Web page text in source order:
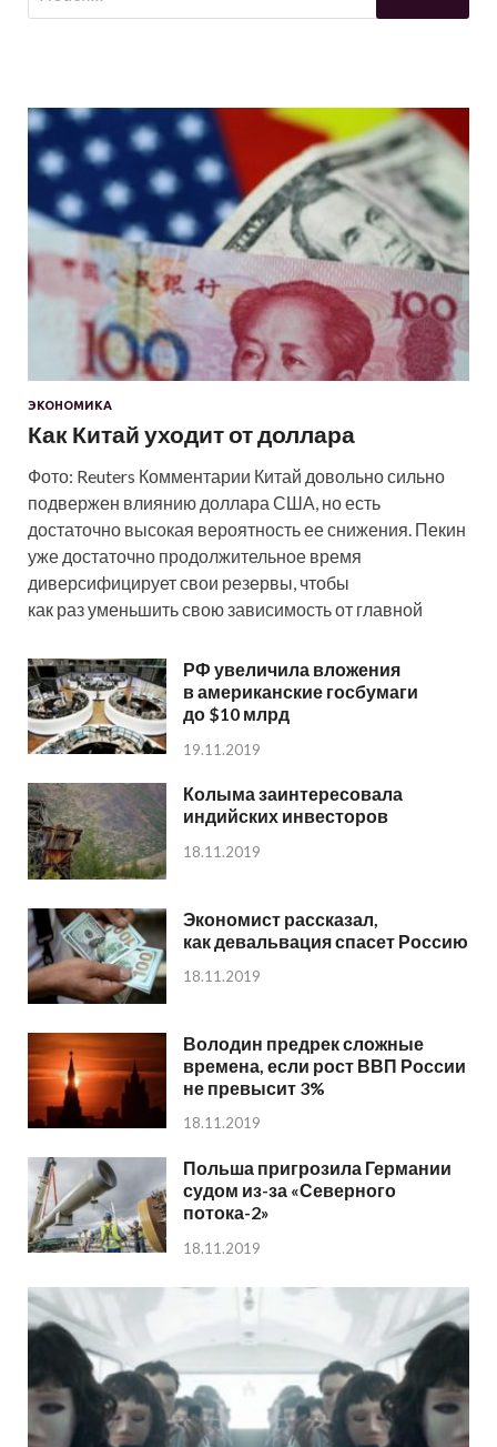
ЭКОНОМИКА
Как Китай уходит от доллара
Фото: Reuters Комментарии Китай довольно сильно
подвержен влиянию доллара США, но есть
достаточно высокая вероятность ее снижения. Пекин
уже достаточно продолжительное время
диверсифицирует свои резервы, чтобы
как раз уменьшить свою зависимость от главной
РФ увеличила вложения
в американские госбумаги
до $10 млрд
19.11.2019
Колыма заинтересовала
индийских инвесторов
18.11.2019
Экономист рассказал,
как девальвация спасет Россию
18.11.2019
Володин предрек сложные
времена, если рост ВВП России
не превысит 3%
18.11.2019
Польша пригрозила Германии
судом из-за «Северного
потока-2»
18.11.2019